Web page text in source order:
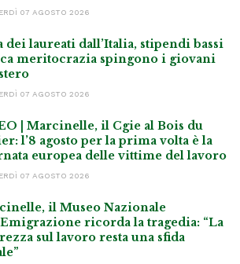
07 AGOSTO 2026
dei laureati dall’Italia, stipendi bassi
meritocrazia spingono i giovani
07 AGOSTO 2026
| Marcinelle, il Cgie al Bois du
l’8 agosto per la prima volta è la
europea delle vittime del lavoro
07 AGOSTO 2026
il Museo Nazionale
ricorda la tragedia: “La
sul lavoro resta una sfida